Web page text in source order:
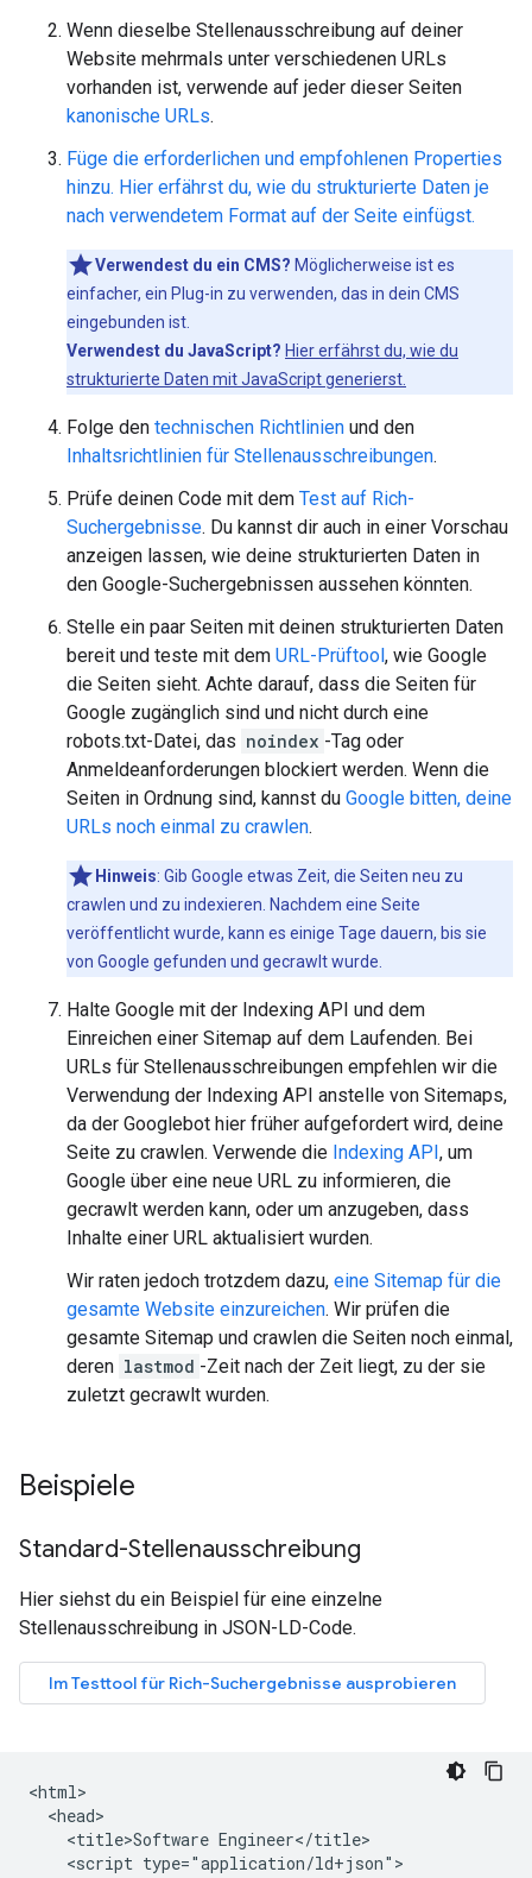
Wenn dieselbe Stellenausschreibung auf deiner
Website mehrmals unter verschiedenen URLs
vorhanden ist, verwende auf jeder dieser Seiten
kanonische URLs.
Füge die erforderlichen und empfohlenen Properties
hinzu. Hier erfährst du, wie du strukturierte Daten je
nach verwendetem Format auf der Seite einfügst.
Verwendest du ein CMS? Möglicherweise ist es
einfacher, ein Plug-in zu verwenden, das in dein CMS
eingebunden ist.
Verwendest du JavaScript? Hier erfährst du, wie du
strukturierte Daten mit JavaScript generierst.
Folge den technischen Richtlinien und den
Inhaltsrichtlinien für Stellenausschreibungen.
Prüfe deinen Code mit dem Test auf Rich-
Suchergebnisse. Du kannst dir auch in einer Vorschau
anzeigen lassen, wie deine strukturierten Daten in
den Google-Suchergebnissen aussehen könnten.
Stelle ein paar Seiten mit deinen strukturierten Daten
bereit und teste mit dem URL-Prüftool, wie Google
die Seiten sieht. Achte darauf, dass die Seiten für
Google zugänglich sind und nicht durch eine
robots.txt-Datei, das noindex -Tag oder
Anmeldeanforderungen blockiert werden. Wenn die
Seiten in Ordnung sind, kannst du Google bitten, deine
URLs noch einmal zu crawlen.
Hinweis: Gib Google etwas Zeit, die Seiten neu zu
crawlen und zu indexieren. Nachdem eine Seite
veröffentlicht wurde, kann es einige Tage dauern, bis sie
von Google gefunden und gecrawlt wurde.
Halte Google mit der Indexing API und dem
Einreichen einer Sitemap auf dem Laufenden. Bei
URLs für Stellenausschreibungen empfehlen wir die
Verwendung der Indexing API anstelle von Sitemaps,
da der Googlebot hier früher aufgefordert wird, deine
Seite zu crawlen. Verwende die Indexing API, um
Google über eine neue URL zu informieren, die
gecrawlt werden kann, oder um anzugeben, dass
Inhalte einer URL aktualisiert wurden.
Wir raten jedoch trotzdem dazu, eine Sitemap für die
gesamte Website einzureichen. Wir prüfen die
gesamte Sitemap und crawlen die Seiten noch einmal,
deren lastmod -Zeit nach der Zeit liegt, zu der sie
zuletzt gecrawlt wurden.
Beispiele
Standard-Stellenausschreibung
Hier siehst du ein Beispiel für eine einzelne
Stellenausschreibung in JSON-LD-Code.
<html>
  <head>
    <title>Software Engineer</title>
    <script type="application/ld+json">